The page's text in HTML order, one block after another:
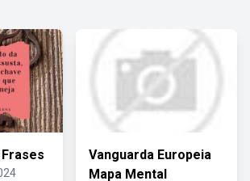
Vanguarda Europeia
Mapa Mental